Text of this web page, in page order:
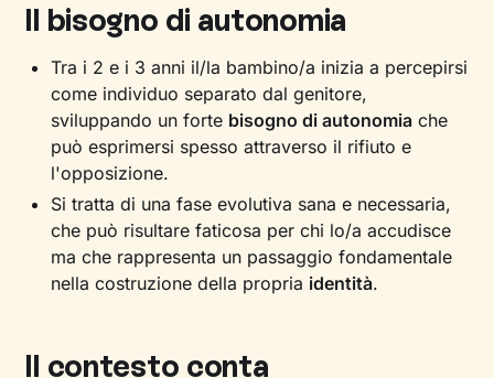
Il bisogno di autonomia
Tra i 2 e i 3 anni il/la bambino/a inizia a percepirsi
come individuo separato dal genitore,
sviluppando un forte bisogno di autonomia che
può esprimersi spesso attraverso il rifiuto e
l'opposizione.
Si tratta di una fase evolutiva sana e necessaria,
che può risultare faticosa per chi lo/a accudisce
ma che rappresenta un passaggio fondamentale
nella costruzione della propria identità.
Il contesto conta